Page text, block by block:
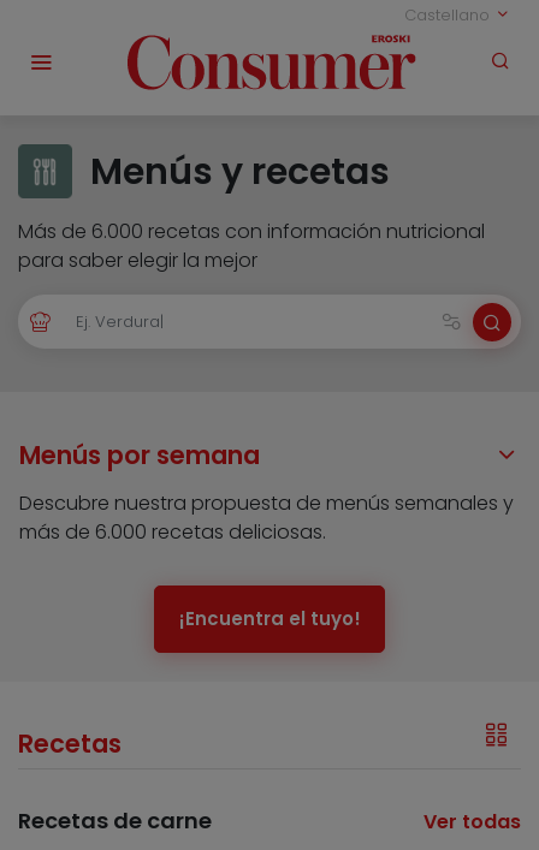
Castellano
Menús y recetas
Más de 6.000 recetas con información nutricional
para saber elegir la mejor
Menús por semana
Descubre nuestra propuesta de menús semanales y
más de 6.000 recetas deliciosas.
¡Encuentra el tuyo!
Recetas
Recetas de carne Ver todas